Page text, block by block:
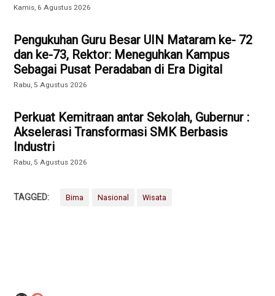
Kamis, 6 Agustus 2026
Pengukuhan Guru Besar UIN Mataram ke- 72
dan ke-73, Rektor: Meneguhkan Kampus
Sebagai Pusat Peradaban di Era Digital
Rabu, 5 Agustus 2026
Perkuat Kemitraan antar Sekolah, Gubernur :
Akselerasi Transformasi SMK Berbasis
Industri
Rabu, 5 Agustus 2026
TAGGED: Bima Nasional Wisata